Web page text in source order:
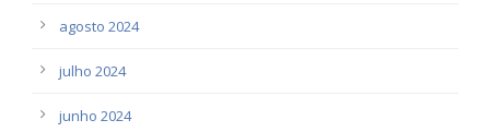
agosto 2024
julho 2024
junho 2024